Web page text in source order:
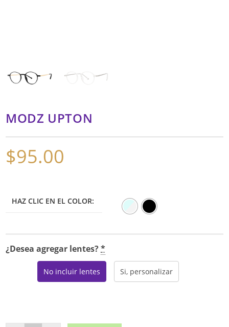
MODZ UPTON
$95.00
HAZ CLIC EN EL COLOR:
¿Desea agregar lentes?*
No incluir lentes Si, personalizar